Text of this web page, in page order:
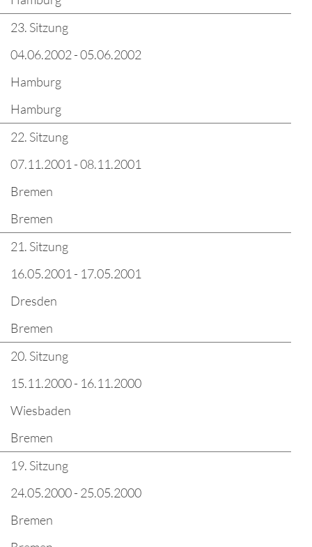
23. Sitzung
04.06.2002 - 05.06.2002
Hamburg
Hamburg
22. Sitzung
07.11.2001 - 08.11.2001
Bremen
Bremen
21. Sitzung
16.05.2001 - 17.05.2001
Dresden
Bremen
20. Sitzung
15.11.2000 - 16.11.2000
Wiesbaden
Bremen
19. Sitzung
24.05.2000 - 25.05.2000
Bremen